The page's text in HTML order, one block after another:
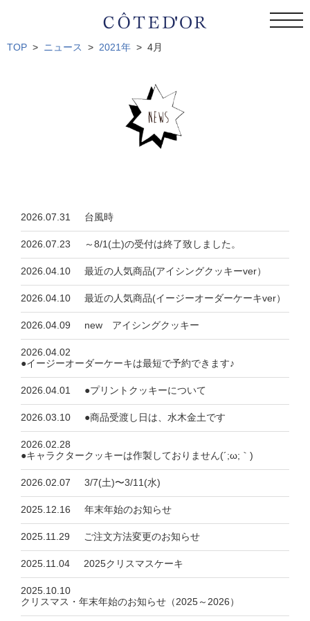
TOP ニュース 2021年 4月
2026.07.31 台風時
2026.07.23 ～8/1(土)の受付は終了致しました。
2026.04.10 最近の人気商品(アイシングクッキーver）
2026.04.10 最近の人気商品(イージーオーダーケーキver）
2026.04.09 new アイシングクッキー
2026.04.02
●イージーオーダーケーキは最短で予約できます♪
2026.04.01 ●プリントクッキーについて
2026.03.10 ●商品受渡し日は、水木金土です
2026.02.28
●キャラクタークッキーは作製しておりません(´;ω;｀)
2026.02.07 3/7(土)〜3/11(水)
2025.12.16 年末年始のお知らせ
2025.11.29 ご注文方法変更のお知らせ
2025.11.04 2025クリスマスケーキ
2025.10.10
クリスマス・年末年始のお知らせ（2025～2026）